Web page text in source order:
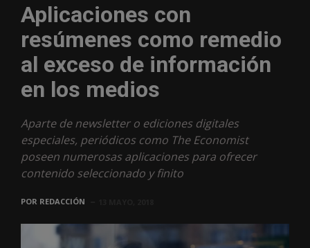
Aplicaciones con
resúmenes como remedio
al exceso de información
en los medios
Aparte de newsletter o ediciones digitales
especiales, periódicos como The Economist
poseen numerosas aplicaciones para ofrecer
contenido seleccionado y finito
POR REDACCIÓN